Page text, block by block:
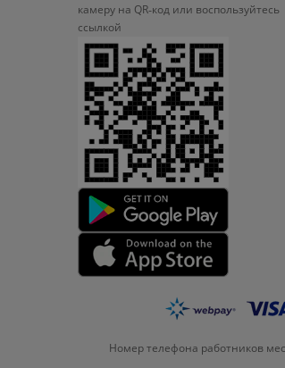
камеру на QR‑код или воспользуйтесь
ссылкой
Номер телефона работников